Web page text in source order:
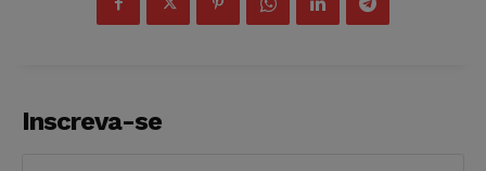
Inscreva-se